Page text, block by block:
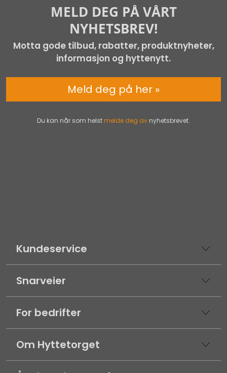
Kundeservice
Snarveier
For bedrifter
Om Hyttetorget
MELD DEG PÅ VÅRT
NYHETSBREV!
Motta gode tilbud, rabatter, produktnyheter,
informasjon og hyttenytt.
Du kan når som helst melde deg av nyhetsbrevet.
Meld deg på her »